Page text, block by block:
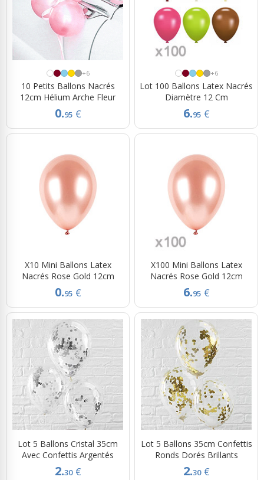
+6
10 Petits Ballons Nacrés
12cm Hélium Arche Fleur
0.95 €
+6
Lot 100 Ballons Latex Nacrés
Diamètre 12 Cm
6.95 €
X10 Mini Ballons Latex
Nacrés Rose Gold 12cm
0.95 €
X100 Mini Ballons Latex
Nacrés Rose Gold 12cm
6.95 €
Lot 5 Ballons Cristal 35cm
Avec Confettis Argentés
2.30 €
Lot 5 Ballons 35cm Confettis
Ronds Dorés Brillants
2.30 €